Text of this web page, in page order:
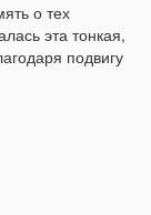
о тех
эта тонкая,
подвигу